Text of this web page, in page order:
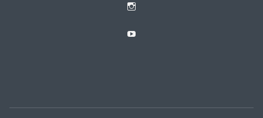
Instagram
YouTube